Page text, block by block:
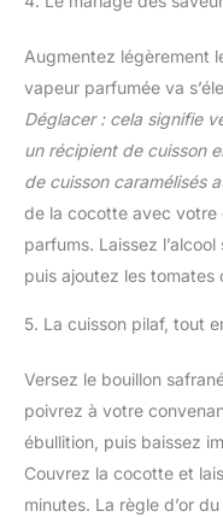
Augmentez légèrement
vapeur parfumée va
Déglacer : cela signifie
un récipient de cuisson
de cuisson caramélisés
de la cocotte avec votre
parfums. Laissez
puis ajoutez les tomates
5. La cuisson pilaf, tout
Versez le bouillon
poivrez à votre
ébullition, puis baissez
Couvrez la cocotte et
minutes. La règle d’or